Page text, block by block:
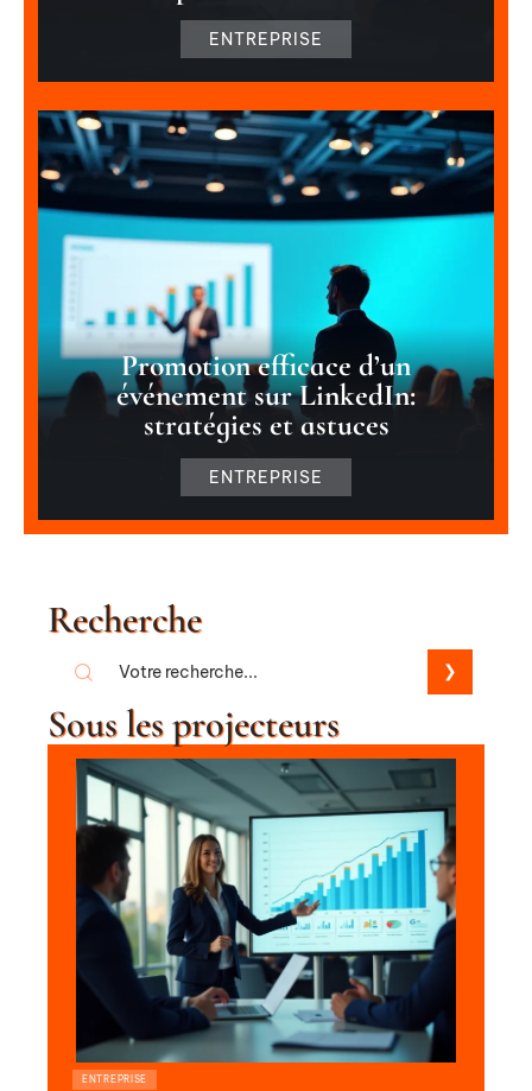
ENTREPRISE
Promotion efficace d’un
événement sur LinkedIn:
stratégies et astuces
ENTREPRISE
Recherche
Sous les projecteurs
ENTREPRISE